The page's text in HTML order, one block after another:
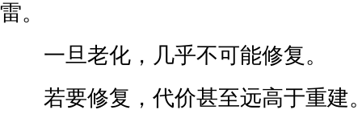
雷。
一旦老化，几乎不可能修复。
若要修复，代价甚至远高于重建